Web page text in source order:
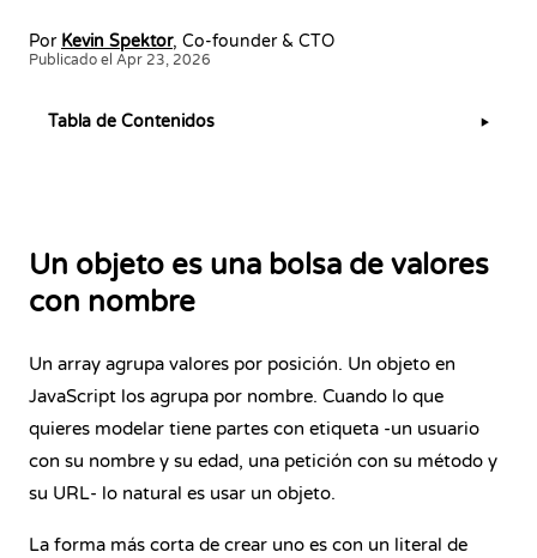
Por Kevin Spektor, Co-founder & CTO
Publicado el Apr 23, 2026
Un objeto es una bolsa de valores
con nombre
Un array agrupa valores por posición. Un objeto en
JavaScript los agrupa por nombre. Cuando lo que
quieres modelar tiene partes con etiqueta -un usuario
con su nombre y su edad, una petición con su método y
su URL- lo natural es usar un objeto.
La forma más corta de crear uno es con un literal de
Tabla de Contenidos ▶